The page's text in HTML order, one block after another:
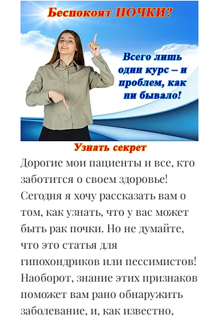
Дорогие мои пациенты и все, кто
заботится о своем здоровье!
Сегодня я хочу рассказать вам о
том, как узнать, что у вас может
быть рак почки. Но не думайте,
что это статья для
гипохондриков или пессимистов!
Наоборот, знание этих признаков
поможет вам рано обнаружить
заболевание, и, как известно,